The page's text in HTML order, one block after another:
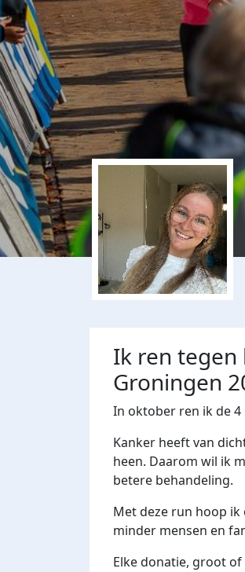
Ik ren tegen
Groningen
In oktober ren ik de
Kanker heeft van
heen. Daarom wil ik
betere behandeling.
Met deze run hoop
minder mensen en
Elke donatie, groot